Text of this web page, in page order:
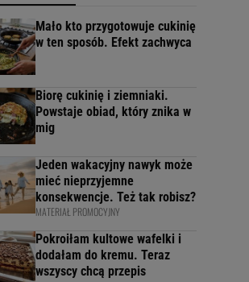
Mało kto przygotowuje cukinię
w ten sposób. Efekt zachwyca
Biorę cukinię i ziemniaki.
Powstaje obiad, który znika w
mig
Jeden wakacyjny nawyk może
mieć nieprzyjemne
konsekwencje. Też tak robisz?
MATERIAŁ PROMOCYJNY
Pokroiłam kultowe wafelki i
dodałam do kremu. Teraz
wszyscy chcą przepis